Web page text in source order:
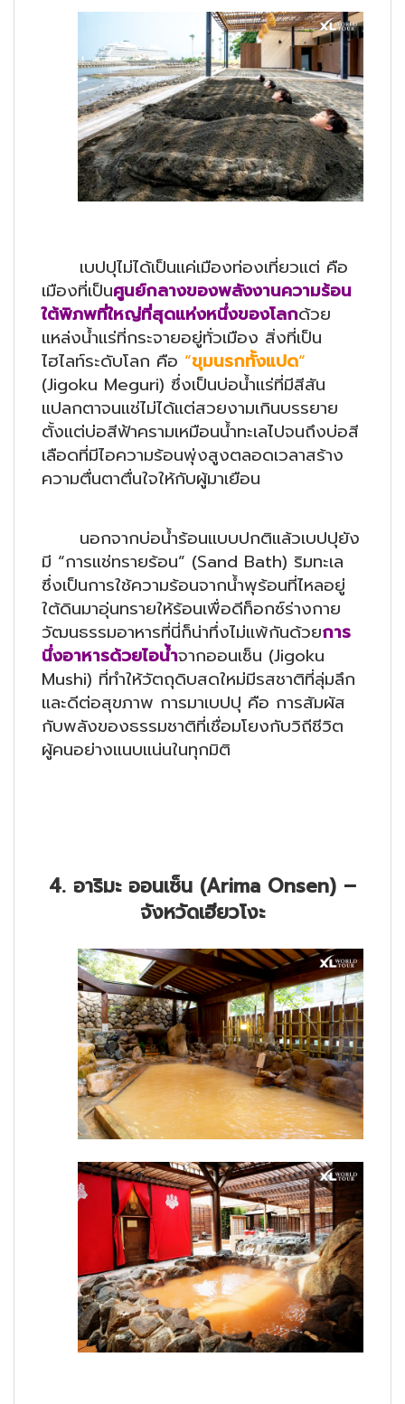
เบปปุไม่ได้เป็นแค่เมืองท่องเที่ยวแต่ คือ
เมืองที่เป็นศูนย์กลางของพลังงานความร้อน
ใต้พิภพที่ใหญ่ที่สุดแห่งหนึ่งของโลกด้วย
แหล่งน้ำแร่ที่กระจายอยู่ทั่วเมือง สิ่งที่เป็น
ไฮไลท์ระดับโลก คือ “ขุมนรกทั้งแปด“
(Jigoku Meguri) ซึ่งเป็นบ่อน้ำแร่ที่มีสีสัน
แปลกตาจนแช่ไม่ได้แต่สวยงามเกินบรรยาย
ตั้งแต่บ่อสีฟ้าครามเหมือนน้ำทะเลไปจนถึงบ่อสี
เลือดที่มีไอความร้อนพุ่งสูงตลอดเวลาสร้าง
ความตื่นตาตื่นใจให้กับผู้มาเยือน
นอกจากบ่อน้ำร้อนแบบปกติแล้วเบปปุยัง
มี “การแช่ทรายร้อน” (Sand Bath) ริมทะเล
ซึ่งเป็นการใช้ความร้อนจากน้ำพุร้อนที่ไหลอยู่
ใต้ดินมาอุ่นทรายให้ร้อนเพื่อดีท็อกซ์ร่างกาย
วัฒนธรรมอาหารที่นี่ก็น่าทึ่งไม่แพ้กันด้วยการ
นึ่งอาหารด้วยไอน้ำจากออนเซ็น (Jigoku
Mushi) ที่ทำให้วัตถุดิบสดใหม่มีรสชาติที่ลุ่มลึก
และดีต่อสุขภาพ การมาเบปปุ คือ การสัมผัส
กับพลังของธรรมชาติที่เชื่อมโยงกับวิถีชีวิต
ผู้คนอย่างแนบแน่นในทุกมิติ
4. อาริมะ ออนเซ็น (Arima Onsen) –
จังหวัดเฮียวโงะ